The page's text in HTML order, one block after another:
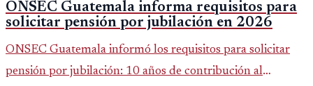
ONSEC Guatemala informa requisitos para
solicitar pensión por jubilación en 2026
ONSEC Guatemala informó los requisitos para solicitar
pensión por jubilación: 10 años de contribución al